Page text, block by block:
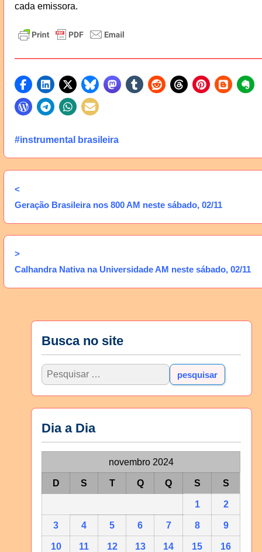
cada emissora.
#instrumental brasileira
<
Geração Brasileira nos 800 AM neste sábado, 02/11
>
Calhandra Nativa na Universidade AM neste sábado, 02/11
Busca no site
Dia a Dia
novembro 2024
D S T Q Q S S
1 2
3 4 5 6 7 8 9
10 11 12 13 14 15 16